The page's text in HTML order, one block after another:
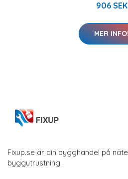
906 SEK
MER
Fixup.se är din bygghandel på
byggutrustning.